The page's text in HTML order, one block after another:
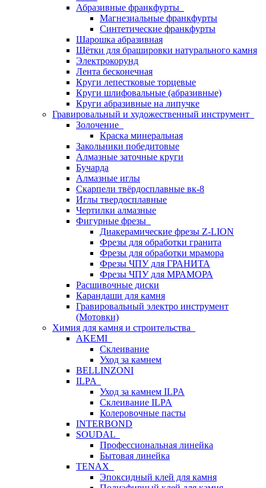
Абразивные франкфурты
Магнезиальные франкфурты
Синтетические франкфурты
Шарошка абразивная
Щётки для брашировки натурального камня
Электрокорунд
Лента бесконечная
Круги лепестковые торцевые
Круги шлифовальные (абразивные)
Круги абразивные на липучке
Гравировальный и художественный инструмент
Золочение
Краска минеральная
Закольники победитовые
Алмазные заточные круги
Бучарда
Алмазные иглы
Скарпели твёрдосплавные вк-8
Иглы твердосплавные
Чертилки алмазные
Фигурные фрезы
Диакерамические фрезы Z-LION
Фрезы для обработки гранита
Фрезы для обработки мрамора
Фрезы ЧПУ для ГРАНИТА
Фрезы ЧПУ для МРАМОРА
Расшивочные диски
Карандаши для камня
Гравировальный электро инструмент
(Мотовки)
Химия для камня и строительства
AKEMI
Склеивание
Уход за камнем
BELLINZONI
ILPA
Уход за камнем ILPA
Склеивание ILPA
Колеровочные пасты
INTERBOND
SOUDAL
Профессиональная линейка
Бытовая линейка
TENAX
Эпоксидный клей для камня